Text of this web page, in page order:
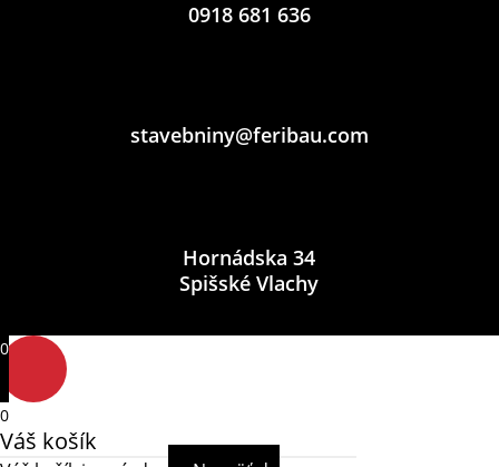
0918 681 636
stavebniny@feribau.com
Hornádska 34
Spišské Vlachy
0
0
Váš košík